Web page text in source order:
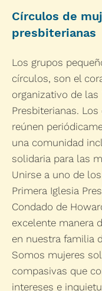
Círculos de
presbiterianas
Los grupos
círculos, son el
organizativo de las
Presbiterianas.
reúnen
una comunidad
solidaria para las
Unirse a uno de
Primera Iglesia
Condado de
excelente manera
en nuestra familia
Somos mujeres
compasivas que
intereses e